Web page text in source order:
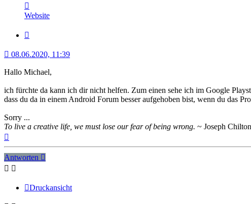
von
Minerva
Website
08.06.2020, 11:39
Hallo Michael,
ich fürchte da kann ich dir nicht helfen. Zum einen sehe ich im Google
dass du da in einem Android Forum besser aufgehoben bist, wenn du das
Sorry ...
To live a creative life, we must lose our fear of being wrong. ~ Joseph
oben
Antworten
Druckansicht